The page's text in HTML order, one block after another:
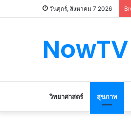
วันศุกร์, สิงหาคม 7 2026
NowTV
วิทยาศาสตร์ สุขภาพ